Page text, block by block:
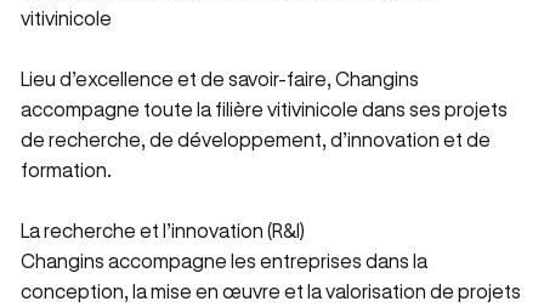
vitivinicole
Lieu d’excellence et de savoir-faire, Changins
accompagne toute la filière vitivinicole dans ses projets
de recherche, de développement, d’innovation et de
formation.
La recherche et l’innovation (R&I)
Changins accompagne les entreprises dans la
conception, la mise en œuvre et la valorisation de projets